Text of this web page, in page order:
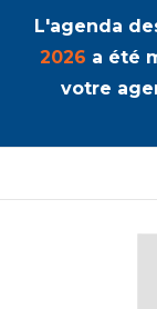
L'agenda
2026 a été
votre